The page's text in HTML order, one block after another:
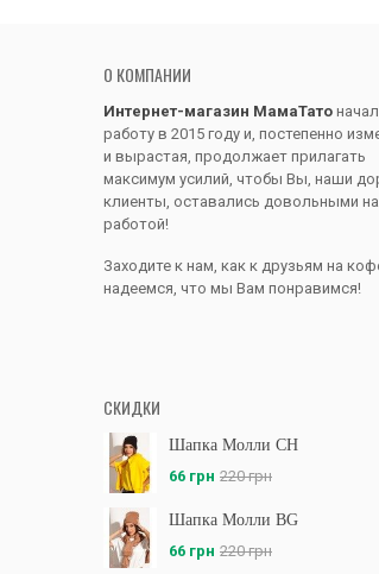
О КОМПАНИИ
Интернет-магазин МамаТато
работу в 2015 году и, постепенно
и вырастая, продолжает прилагать
максимум усилий, чтобы Вы, наши
клиенты, оставались довольными
работой!
Заходите к нам, как к друзьям на
надеемся, что мы Вам понравимся!
СКИДКИ
Шапка Молли CH
66 грн 220 грн
Шапка Молли BG
66 грн 220 грн